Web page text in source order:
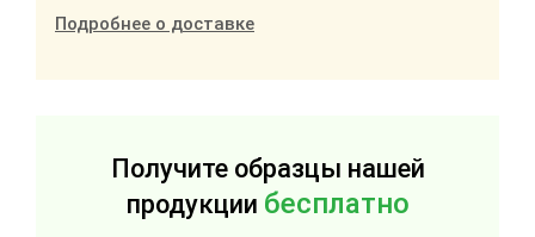
Подробнее о доставке
Получите образцы нашей
продукции бесплатно